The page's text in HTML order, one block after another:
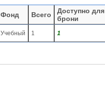
Фонд Всего
Доступно для
брони
Учебный 1 1